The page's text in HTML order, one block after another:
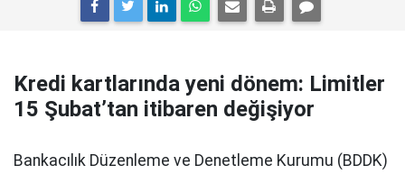
Kredi kartlarında yeni dönem: Limitler
15 Şubat’tan itibaren değişiyor
Bankacılık Düzenleme ve Denetleme Kurumu (BDDK)